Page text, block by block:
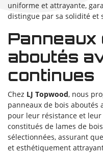
uniforme et attrayante,
distingue par sa solidité et
Panneaux
aboutés
continues
Chez LJ Topwood, nous
panneaux de bois aboutés
pour leur résistance et
constitués de lames de
sélectionnées, assurant
et esthétiquement